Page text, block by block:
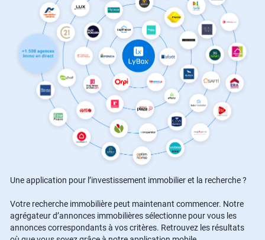
Une application pour l’investissement immobilier et la recherche ?
Votre recherche immobilière peut maintenant commencer. Notre
agrégateur d’annonces immobilières sélectionne pour vous les
annonces correspondants à vos critères. Retrouvez les résultats